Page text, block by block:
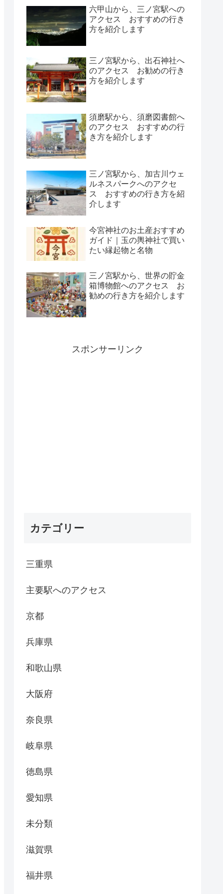
六甲山から、三ノ宮駅への
アクセス おすすめの行き
方を紹介します
三ノ宮駅から、出石神社へ
のアクセス お勧めの行き
方を紹介します
須磨駅から、須磨図書館へ
のアクセス おすすめの行
き方を紹介します
三ノ宮駅から、加古川ウェ
ルネスパークへのアクセ
ス おすすめの行き方を紹
介します
今宮神社のお土産おすすめ
ガイド｜玉の輿神社で買い
たい縁起物と名物
三ノ宮駅から、世界の貯金
箱博物館へのアクセス お
勧めの行き方を紹介します
スポンサーリンク
カテゴリー
三重県
主要駅へのアクセス
京都
兵庫県
和歌山県
大阪府
奈良県
岐阜県
徳島県
愛知県
未分類
滋賀県
福井県